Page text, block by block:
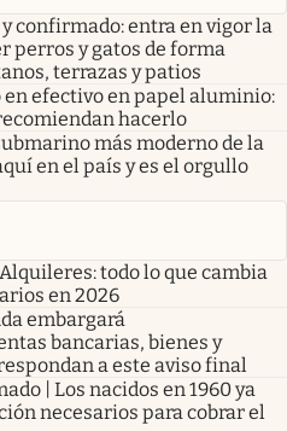
confirmado: entra en vigor la
perros y gatos de forma
terrazas y patios
efectivo en papel aluminio:
hacerlo
más moderno de la
en el país y es el orgullo
todo lo que cambia
en 2026
embargará
bancarias, bienes y
a este aviso final
| Los nacidos en 1960 ya
necesarios para cobrar el